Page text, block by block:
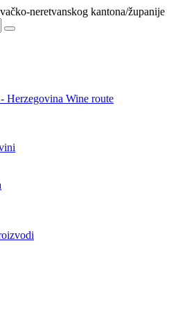
neretvanskog kantona/županije